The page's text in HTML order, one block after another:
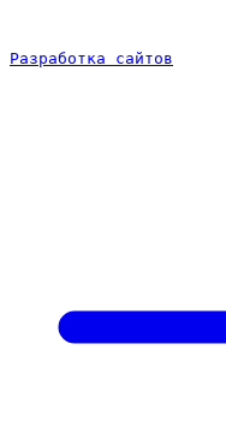
Разработка сайтов